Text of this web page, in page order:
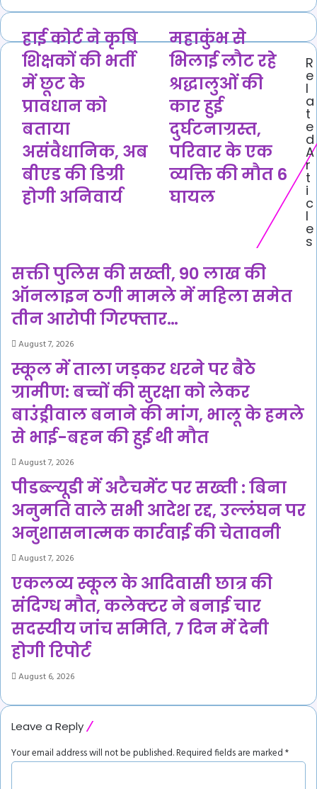
हाई
कोर्ट
ने
कृषि
शिक्षकों
की
भर्ती
में
छूट
के
प्रावधान
को
की
डिग्री
होगी
अनिवार्य
हाई कोर्ट ने कृषि
शिक्षकों की भर्ती
में छूट के
प्रावधान को
बताया
असंवैधानिक, अब
बीएड की डिग्री
होगी अनिवार्य
महाकुंभ
से
भिलाई
लौट
रहे
श्रद्धालुओं
की
कार
हुई
दुर्घटनाग्रस्त,
परिवार
के
6
घायल
महाकुंभ से
भिलाई लौट रहे
श्रद्धालुओं की
कार हुई
दुर्घटनाग्रस्त,
परिवार के एक
व्यक्ति की मौत 6
घायल
R
e
l
a
t
e
d
A
r
t
i
c
l
e
s
सक्ती पुलिस की सख्ती, 90 लाख की
ऑनलाइन ठगी मामले में महिला समेत
तीन आरोपी गिरफ्तार…
August 7, 2026
स्कूल में ताला जड़कर धरने पर बैठे
ग्रामीण: बच्चों की सुरक्षा को लेकर
बाउंड्रीवाल बनाने की मांग, भालू के हमले
से भाई-बहन की हुई थी मौत
August 7, 2026
पीडब्ल्यूडी में अटैचमेंट पर सख्ती : बिना
अनुमति वाले सभी आदेश रद्द, उल्लंघन पर
अनुशासनात्मक कार्रवाई की चेतावनी
August 7, 2026
एकलव्य स्कूल के आदिवासी छात्र की
संदिग्ध मौत, कलेक्टर ने बनाई चार
सदस्यीय जांच समिति, 7 दिन में देनी
होगी रिपोर्ट
August 6, 2026
Leave a Reply
Your email address will not be published.Required fields are marked*
C